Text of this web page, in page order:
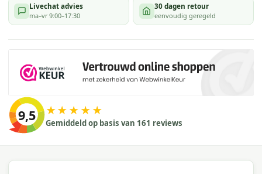
Livechat advies
ma–vr 9:00–17:30
30 dagen retour
eenvoudig geregeld
9,5 ★★★★★
Gemiddeld op basis van 161 reviews